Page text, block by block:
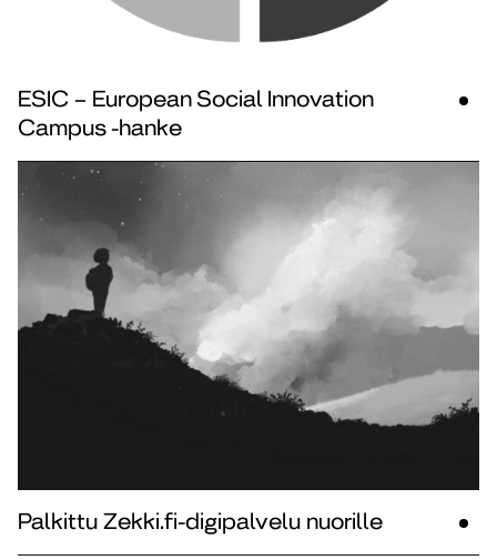
ESIC – European Social Innovation
Campus -hanke
Palkittu Zekki.fi-digipalvelu nuorille